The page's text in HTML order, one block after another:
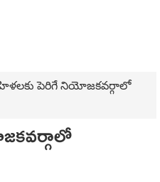
పెరిగే నియోజకవర్గాలో